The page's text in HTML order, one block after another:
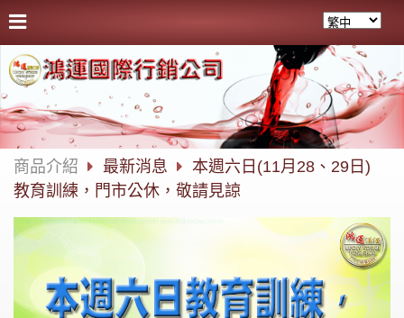
商品介紹 最新消息
本週六日(11月28、29日)
教育訓練，門市公休，敬請見諒